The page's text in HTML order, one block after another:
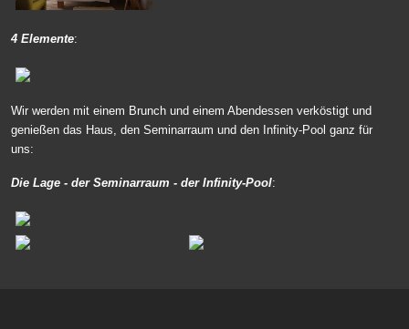
4 Elemente:
Wir werden mit einem Brunch und einem Abendessen verköstigt und
genießen das Haus, den Seminarraum und den Infinity-Pool ganz für
uns:
Die Lage - der Seminarraum - der Infinity-Pool: